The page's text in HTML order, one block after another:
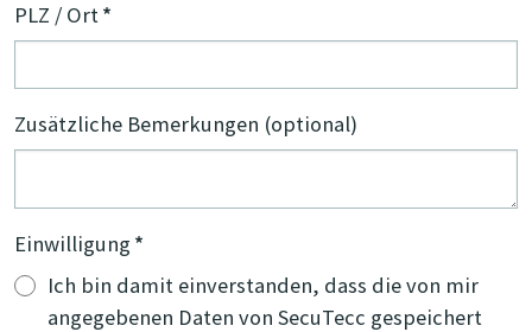
PLZ / Ort*
Zusätzliche Bemerkungen (optional)
Einwilligung *
Ich bin damit einverstanden, dass die von mir
angegebenen Daten von SecuTecc gespeichert